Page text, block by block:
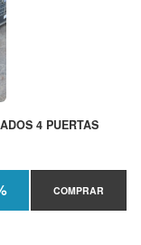
4 PUERTAS
COMPRAR